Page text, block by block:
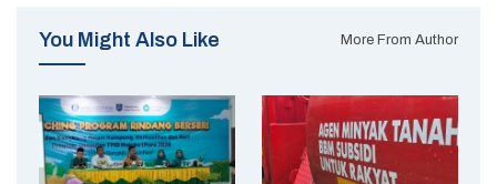
You Might Also Like More From Author